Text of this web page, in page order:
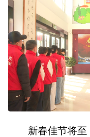
数字报刊
山西日报 山西
山西市场导报 山西法
地方频道
新春佳节将